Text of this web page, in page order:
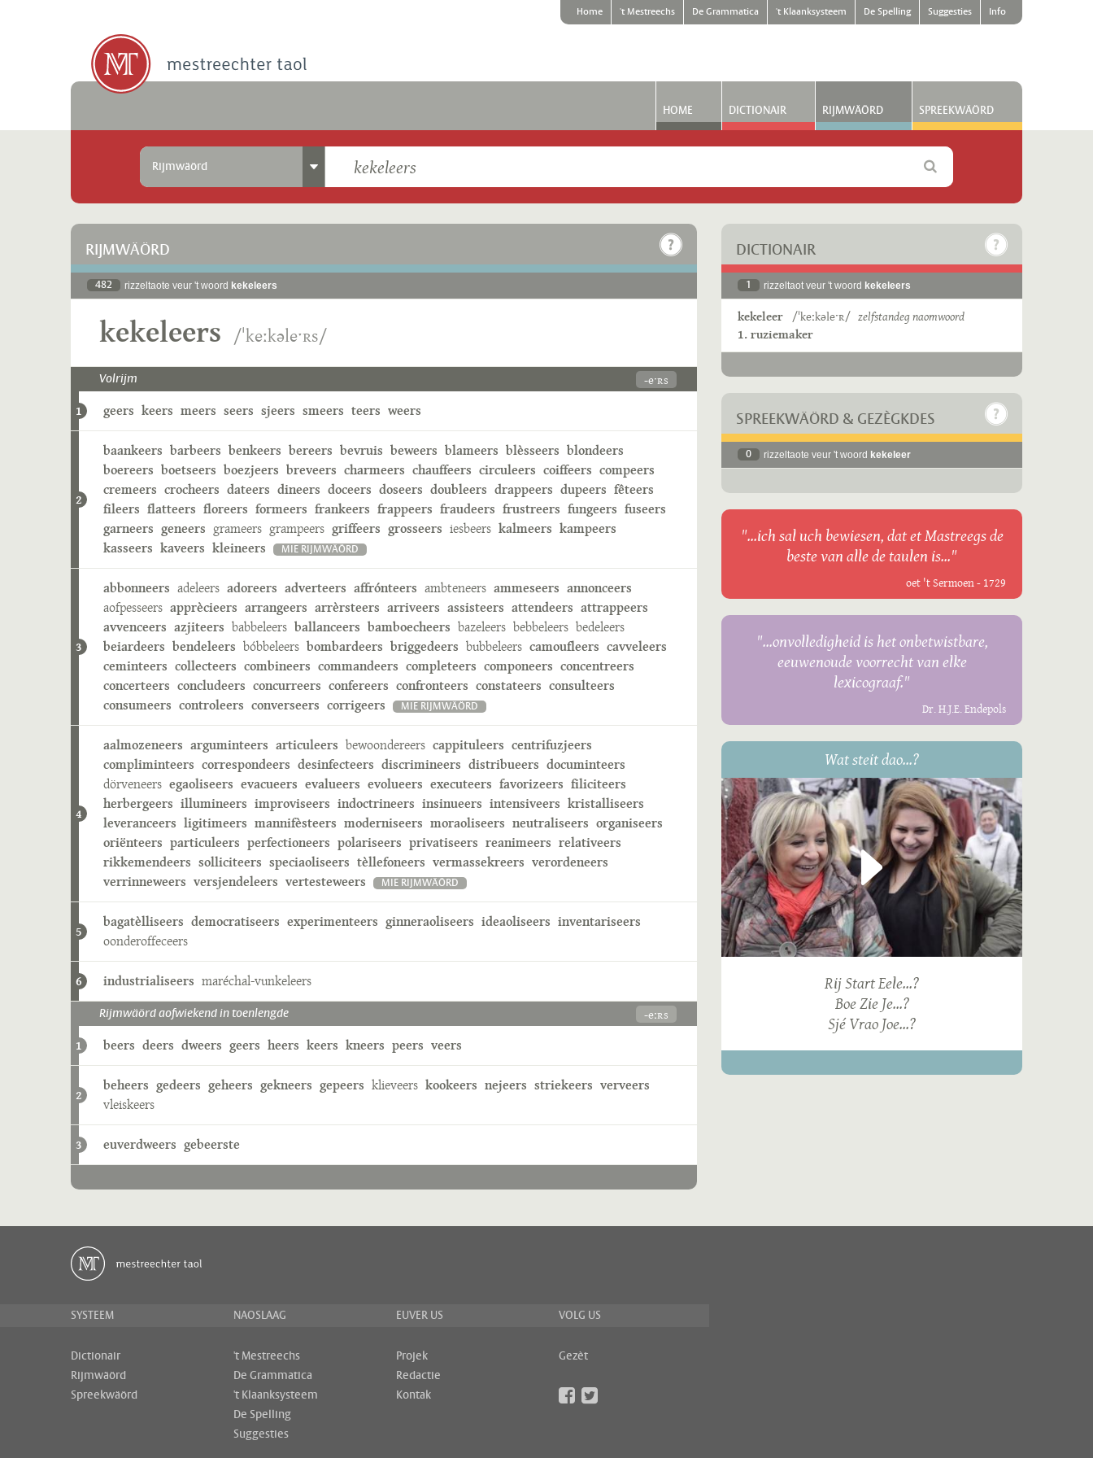
Home 't Mestreechs De Grammatica 't Klaanksysteem De Spelling Suggesties Info
HOME DICTIONAIR RIJMWÄÖRD SPREEKWÄÖRD
Rijmwäörd
RIJMWÄÖRD
482 rizzeltaote veur 't woord kekeleers
kekeleers /ˈkeːkəleˑʀs/
Volrijm -eˑʀs
1 geers keers meers seers sjeers smeers teers weers
2
baankeers barbeers benkeers bereers bevruis beweers blameers blèsseers blondeers
boereers boetseers boezjeers breveers charmeers chauffeers circuleers coiffeers compeers
cremeers crocheers dateers dineers doceers doseers doubleers drappeers dupeers fêteers
fileers flatteers floreers formeers frankeers frappeers fraudeers frustreers fungeers fuseers
garneers geneers grameers grampeers griffeers grosseers iesbeers kalmeers kampeers
kasseers kaveers kleineers MIE RIJMWÄÖRD
3
abbonneers adeleers adoreers adverteers affrónteers ambteneers ammeseers annonceers
aofpesseers apprècieers arrangeers arrèrsteers arriveers assisteers attendeers attrappeers
avvenceers azjiteers babbeleers ballanceers bamboecheers bazeleers bebbeleers bedeleers
beiardeers bendeleers bóbbeleers bombardeers briggedeers bubbeleers camoufleers cavveleers
ceminteers collecteers combineers commandeers completeers componeers concentreers
concerteers concludeers concurreers confereers confronteers constateers consulteers
consumeers controleers converseers corrigeers MIE RIJMWÄÖRD
4
aalmozeneers arguminteers articuleers bewoondereers cappituleers centrifuzjeers
compliminteers correspondeers desinfecteers discrimineers distribueers documinteers
dörveneers egaoliseers evacueers evalueers evolueers executeers favorizeers filiciteers
herbergeers illumineers improviseers indoctrineers insinueers intensiveers kristalliseers
leveranceers ligitimeers mannifèsteers moderniseers moraoliseers neutraliseers organiseers
oriënteers particuleers perfectioneers polariseers privatiseers reanimeers relativeers
rikkemendeers solliciteers speciaoliseers tèllefoneers vermassekreers verordeneers
verrinneweers versjendeleers vertesteweers MIE RIJMWÄÖRD
5
bagatèlliseers democratiseers experimenteers ginneraoliseers ideaoliseers inventariseers
oonderoffeceers
6 industrialiseers maréchal-vunkeleers
Rijmwäörd aofwiekend in toenlengde -eːʀs
1 beers deers dweers geers heers keers kneers peers veers
2
beheers gedeers geheers gekneers gepeers klieveers kookeers nejeers striekeers verveers
vleiskeers
3 euverdweers gebeerste
DICTIONAIR
1 rizzeltaot veur 't woord kekeleers
kekeleer /ˈkeːkəleˑʀ/ zelfstandeg naomwoord
1. ruziemaker
SPREEKWÄÖRD & GEZÈGKDES
0 rizzeltaote veur 't woord kekeleer
"...ich sal uch bewiesen, dat et Mastreegs de
beste van alle de taulen is..."
oet 't Sermoen - 1729
"...onvolledigheid is het onbetwistbare,
eeuwenoude voorrecht van elke
lexicograaf."
Dr. H.J.E. Endepols
Wat steit dao...?
Rij Start Eele...?
Boe Zie Je...?
Sjé Vrao Joe...?
SYSTEEM
Dictionair
Rijmwäörd
Spreekwäörd
NAOSLAAG
't Mestreechs
De Grammatica
't Klaanksysteem
De Spelling
Suggesties
EUVER US
Projek
Redactie
Kontak
VOLG US
Gezèt